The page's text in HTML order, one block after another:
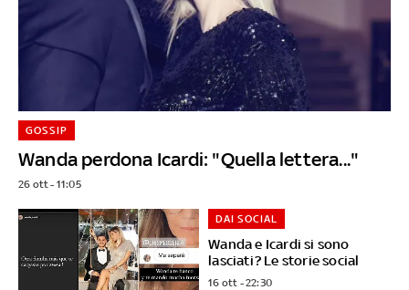
Wanda perdona Icardi: "Quella lettera..."
GOSSIP
26 ott - 11:05
Wanda e Icardi si sono
lasciati? Le storie social
DAI SOCIAL
16 ott - 22:30